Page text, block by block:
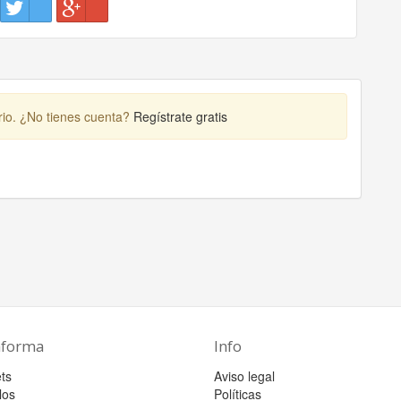
¿No tienes cuenta? Regístrate gratis
Info
Aviso legal
Políticas